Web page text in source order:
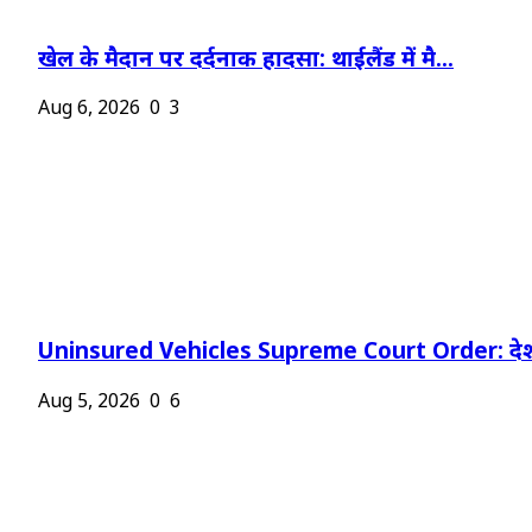
खेल के मैदान पर दर्दनाक हादसा: थाईलैंड में मै...
Aug 6, 2026 0 3
Uninsured Vehicles Supreme Court Order:
Aug 5, 2026 0 6